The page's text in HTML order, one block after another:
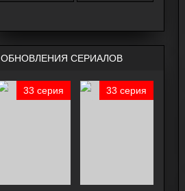
ОБНОВЛЕНИЯ СЕРИАЛОВ
33 серия 33 серия